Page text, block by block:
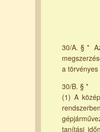
30/A. § *
a
30/B. § *
(1) A
tanítási